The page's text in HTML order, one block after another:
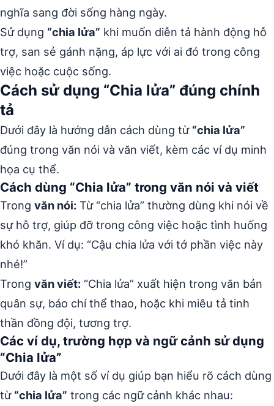
nghĩa sang đời sống hàng ngày.
Sử dụng “chia lửa” khi muốn diễn tả hành động hỗ
trợ, san sẻ gánh nặng, áp lực với ai đó trong công
việc hoặc cuộc sống.
Cách sử dụng “Chia lửa” đúng chính
tả
Dưới đây là hướng dẫn cách dùng từ “chia lửa”
đúng trong văn nói và văn viết, kèm các ví dụ minh
họa cụ thể.
Cách dùng “Chia lửa” trong văn nói và viết
Trong văn nói: Từ “chia lửa” thường dùng khi nói về
sự hỗ trợ, giúp đỡ trong công việc hoặc tình huống
khó khăn. Ví dụ: “Cậu chia lửa với tớ phần việc này
nhé!”
Trong văn viết: “Chia lửa” xuất hiện trong văn bản
quân sự, báo chí thể thao, hoặc khi miêu tả tinh
thần đồng đội, tương trợ.
Các ví dụ, trường hợp và ngữ cảnh sử dụng
“Chia lửa”
Dưới đây là một số ví dụ giúp bạn hiểu rõ cách dùng
từ “chia lửa” trong các ngữ cảnh khác nhau: